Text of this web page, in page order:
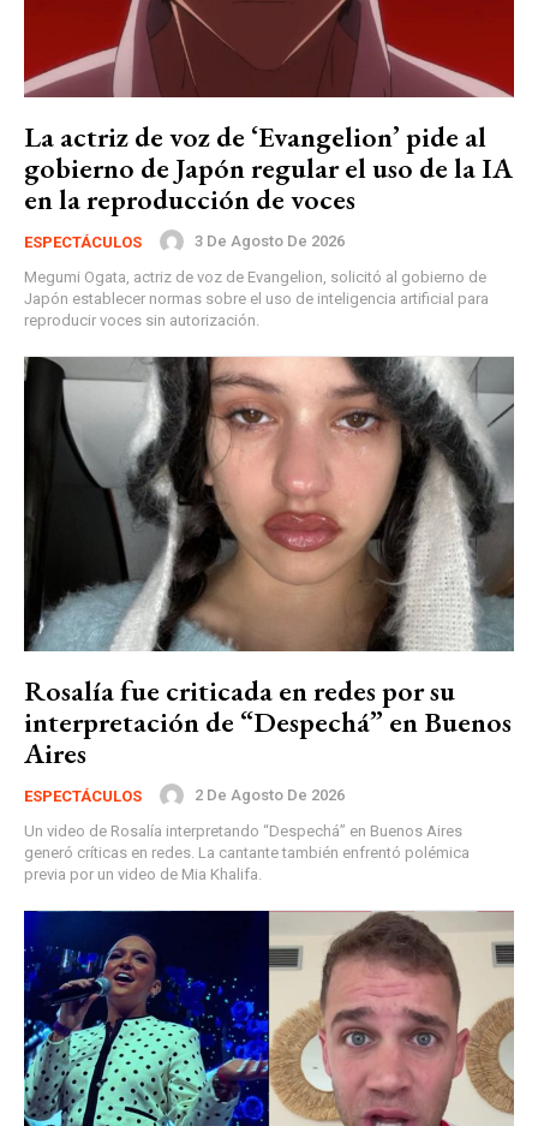
La actriz de voz de ‘Evangelion’ pide al
gobierno de Japón regular el uso de la IA
en la reproducción de voces
ESPECTÁCULOS
3 De Agosto De 2026
Megumi Ogata, actriz de voz de Evangelion, solicitó al gobierno de
Japón establecer normas sobre el uso de inteligencia artificial para
reproducir voces sin autorización.
Rosalía fue criticada en redes por su
interpretación de “Despechá” en Buenos
Aires
ESPECTÁCULOS
2 De Agosto De 2026
Un video de Rosalía interpretando “Despechá” en Buenos Aires
generó críticas en redes. La cantante también enfrentó polémica
previa por un video de Mia Khalifa.